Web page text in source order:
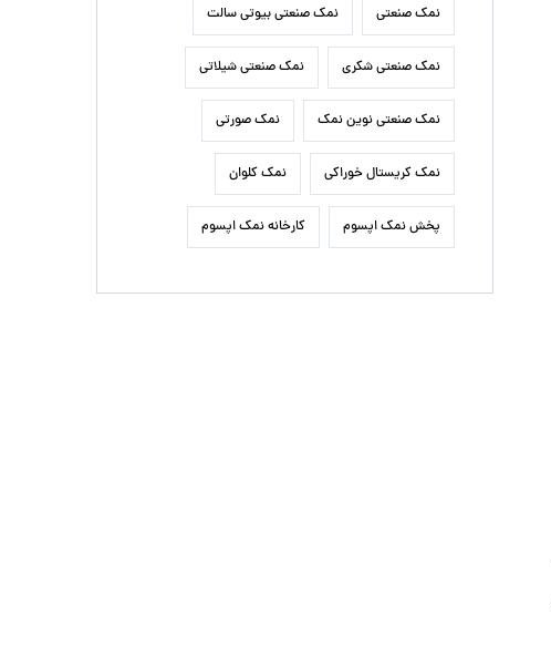
نمک صنعتی نمک صنعتی بیوتی سالت
نمک صنعتی شکری نمک صنعتی شیلاتی
نمک صنعتی نوین نمک نمک صورتی
نمک کریستال خوراکی نمک کلوان
پخش نمک اپسوم کارخانه نمک اپسوم